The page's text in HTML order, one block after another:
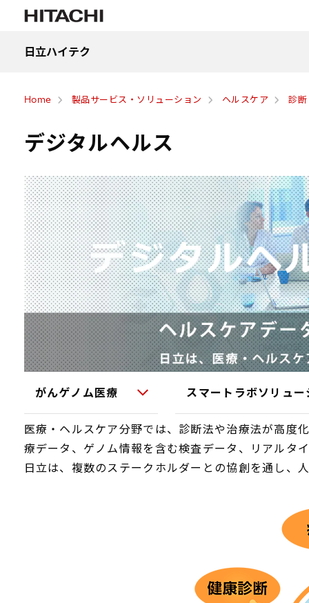
日立ハイテク
Home 製品サービス・ソリューション ヘルスケア 診断
デジタルヘルス
がんゲノム医療 スマートラボソリュー
医療・ヘルスケア分野では、診断法や治療法が高度
療データ、ゲノム情報を含む検査データ、リアルタ
日立は、複数のステークホルダーとの協創を通し、